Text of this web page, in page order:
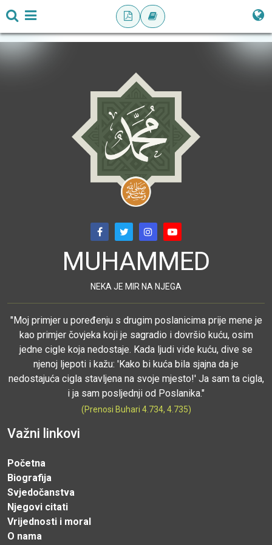
MUHAMMED
NEKA JE MIR NA NJEGA
"Moj primjer u poređenju s drugim poslanicima prije mene je
kao primjer čovjeka koji je sagradio i dovršio kuću, osim
jedne cigle koja nedostaje. Kada ljudi vide kuću, dive se
njenoj ljepoti i kažu: 'Kako bi kuća bila sjajna da je
nedostajuća cigla stavljena na svoje mjesto!' Ja sam ta cigla,
i ja sam posljednji od Poslanika."
(Prenosi Buhari 4.734, 4.735)
Važni linkovi
Početna
Biografija
Svjedočanstva
Njegovi citati
Vrijednosti i moral
O nama